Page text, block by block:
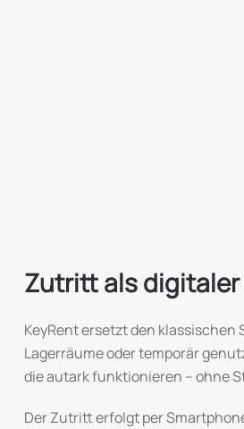
Zutritt als
KeyRent ersetzt den
Lagerräume oder temporär
die autark funktionieren – ohne
Der Zutritt erfolgt per